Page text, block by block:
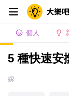
個人
5 種快速安
嫁